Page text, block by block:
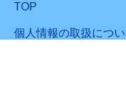
TOP
個人情報の取扱につい